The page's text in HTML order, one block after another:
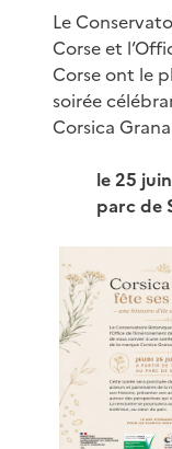
Le
Corse et
Corse ont le
soirée
Corsica
le 25
parc de